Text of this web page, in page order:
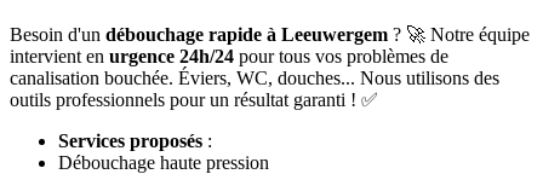
Besoin d'un débouchage rapide à Leeuwergem ? 🚀 Notre équipe
intervient en urgence 24h/24 pour tous vos problèmes de
canalisation bouchée. Éviers, WC, douches... Nous utilisons des
outils professionnels pour un résultat garanti ! ✅
Services proposés :
Débouchage haute pression